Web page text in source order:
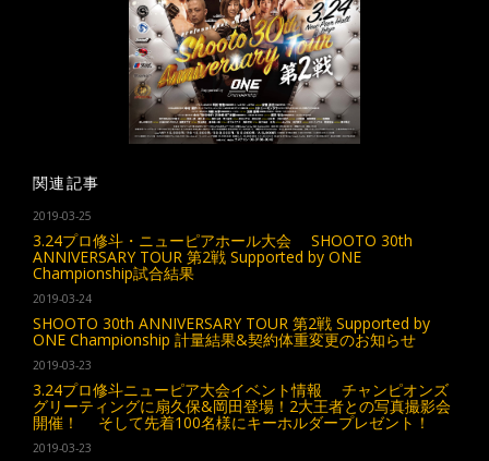
関連記事
2019-03-25
3.24プロ修斗・ニューピアホール大会 SHOOTO 30th
ANNIVERSARY TOUR 第2戦 Supported by ONE
Championship試合結果
2019-03-24
SHOOTO 30th ANNIVERSARY TOUR 第2戦 Supported by
ONE Championship 計量結果&契約体重変更のお知らせ
2019-03-23
3.24プロ修斗ニューピア大会イベント情報 チャンピオンズ
グリーティングに扇久保&岡田登場！2大王者との写真撮影会
開催！ そして先着100名様にキーホルダープレゼント！
2019-03-23